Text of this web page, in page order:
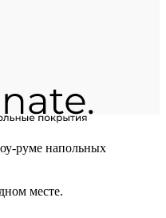
руме напольных
месте.